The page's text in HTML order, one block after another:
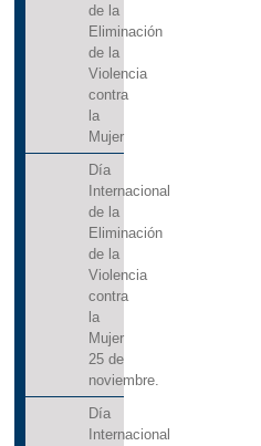
de la
Eliminación
de la
Violencia
contra
la
Mujer
Día
Internacional
de la
Eliminación
de la
Violencia
contra
la
Mujer
25 de
noviembre.
Día
Internacional